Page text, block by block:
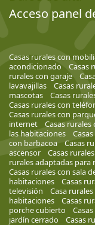
Acceso panel
Casas rurales con
acondicionado
Casas
rurales con garaje
lavavajillas
Casas
mascotas
Casas
Casas rurales con
Casas rurales con
internet
Casas
las habitaciones
con barbacoa
Casas
ascensor
Casas
rurales adaptadas para
Casas rurales con sala
habitaciones
Casas
televisión
Casa
habitaciones
Casas
porche cubierto
jardín cerrado
Casas